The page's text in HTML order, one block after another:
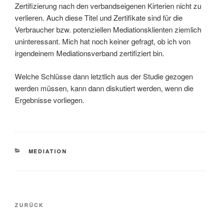
Zertifizierung nach den verbandseigenen Kirterien nicht zu
verlieren. Auch diese Titel und Zertifikate sind für die
Verbraucher bzw. potenziellen Mediationsklienten ziemlich
uninteressant. Mich hat noch keiner gefragt, ob ich von
irgendeinem Mediationsverband zertifiziert bin.
Welche Schlüsse dann letztlich aus der Studie gezogen
werden müssen, kann dann diskutiert werden, wenn die
Ergebnisse vorliegen.
KATEGORIEN
MEDIATION
Beitragsnavigation
Vorheriger
ZURÜCK